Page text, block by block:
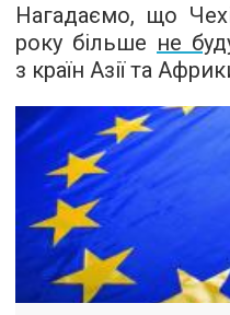
Нагадаємо, що
року більше не
з країн Азії та